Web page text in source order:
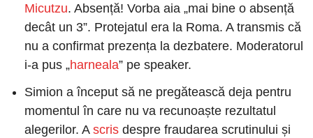
Micutzu. Absență! Vorba aia „mai bine o absență
decât un 3”. Protejatul era la Roma. A transmis că
nu a confirmat prezența la dezbatere. Moderatorul
i-a pus „harneala” pe speaker.
Simion a început să ne pregătească deja pentru
momentul în care nu va recunoaște rezultatul
alegerilor. A scris despre fraudarea scrutinului și